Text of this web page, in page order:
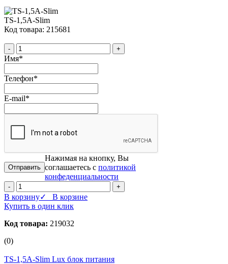
TS-1,5A-Slim
Код товара: 215681
- +
Имя*
Телефон*
E-mail*
Нажимая на кнопку, Вы
соглашаетесь с политикой
конфеденциальности
- +
В корзину✓ В корзине
Купить в один клик
Код товара: 219032
(0)
TS-1,5A-Slim Lux блок питания